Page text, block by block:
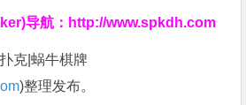
导航： http://www.spkdh.com
克|蜗牛棋牌
)整理发布。